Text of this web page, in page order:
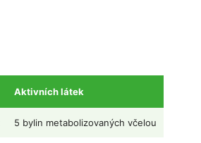
Aktivních látek
5 bylin metabolizovaných včelou